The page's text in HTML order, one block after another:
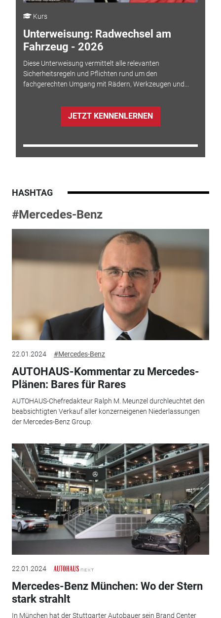
Kurs
Unterweisung: Radwechsel am
Fahrzeug - 2026
Diese Unterweisung vermittelt alle relevanten
Sicherheitsregeln und Pflichten rund um den
fachgerechten Umgang mit Rädern, Werkzeugen und...
JETZT KENNENLERNEN
HASHTAG
#Mercedes-Benz
22.01.2024 #Mercedes-Benz
AUTOHAUS-Kommentar zu Mercedes-
Plänen: Bares für Rares
AUTOHAUS-Chefredakteur Ralph M. Meunzel durchleuchtet den
beabsichtigten Verkauf aller konzerneigenen Niederlassungen
der Mercedes-Benz Group.
22.01.2024
Mercedes-Benz München: Wo der Stern
stark strahlt
In München hat der Stuttgarter Autobauer sein Brand Center